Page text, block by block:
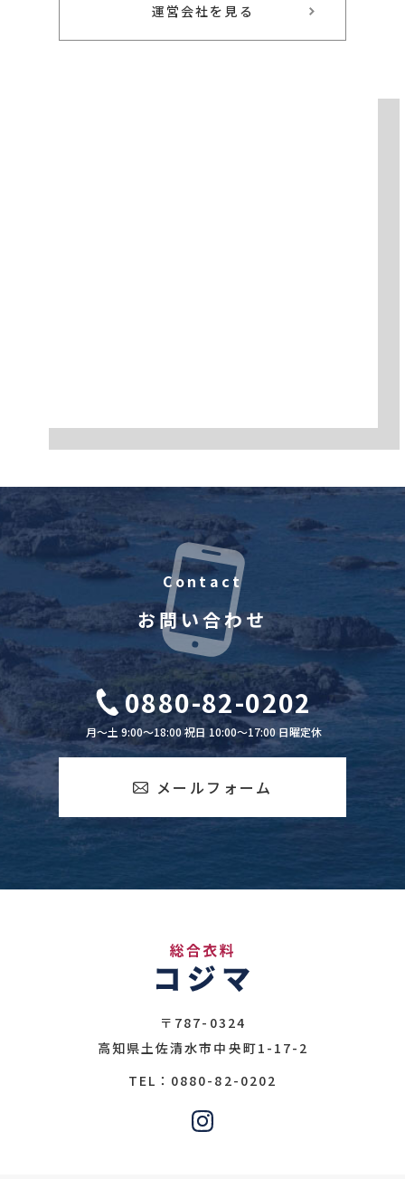
運営会社を見る
Contact
お問い合わせ
0880-82-0202
月～土 9:00～18:00 祝日 10:00～17:00 日曜定休
メールフォーム
〒787-0324
高知県土佐清水市中央町1-17-2
TEL： 0880-82-0202